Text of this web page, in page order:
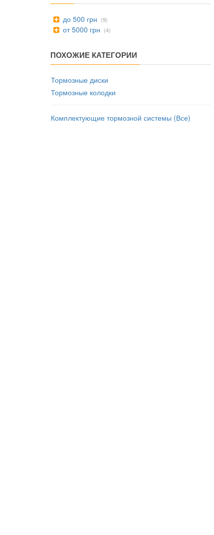
до 500 грн (9)
от 5000 грн (4)
ПОХОЖИЕ КАТЕГОРИИ
Тормозные диски
Тормозные колодки
Комплектующие тормозной системы (Все)